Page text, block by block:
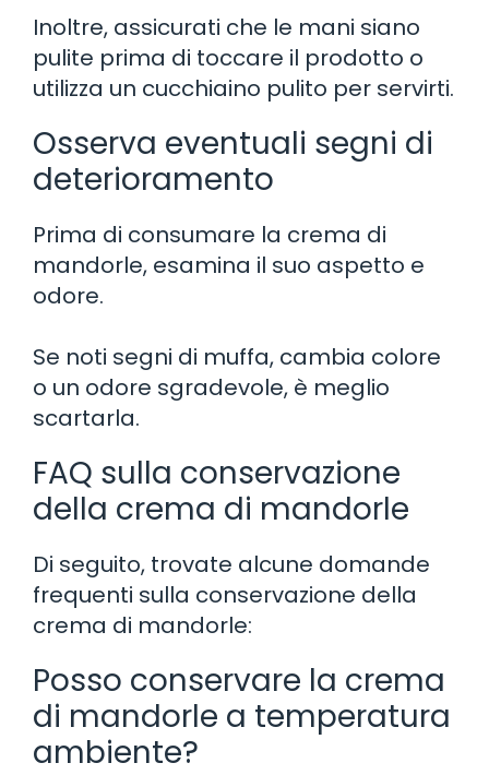
Inoltre, assicurati che le mani siano
pulite prima di toccare il prodotto o
utilizza un cucchiaino pulito per servirti.
Osserva eventuali segni di
deterioramento
Prima di consumare la crema di
mandorle, esamina il suo aspetto e
odore.
Se noti segni di muffa, cambia colore
o un odore sgradevole, è meglio
scartarla.
FAQ sulla conservazione
della crema di mandorle
Di seguito, trovate alcune domande
frequenti sulla conservazione della
crema di mandorle:
Posso conservare la crema
di mandorle a temperatura
ambiente?